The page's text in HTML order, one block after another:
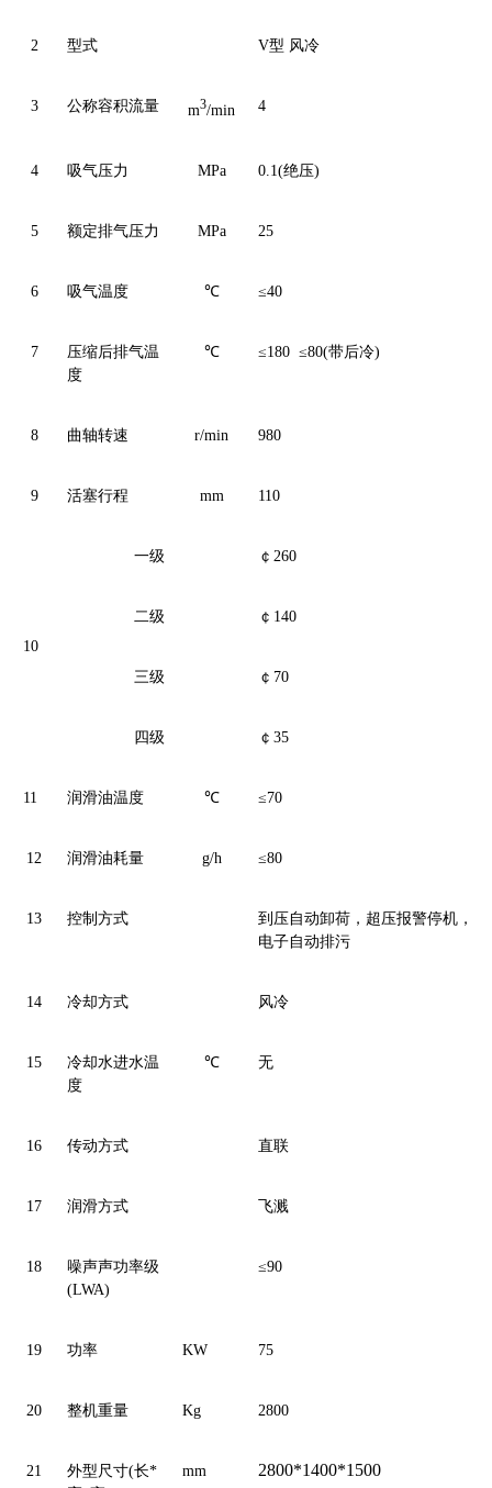
2 型式 V型 风冷
3 公称容积流量 m3/min 4
4 吸气压力 MPa 0.1(绝压)
5 额定排气压力 MPa 25
6 吸气温度 ℃ ≤40
7
压缩后排气温
度
℃ ≤180 ≤80(带后冷)
8 曲轴转速 r/min 980
9 活塞行程 mm 110
10
一级 ￠260
二级 ￠140
三级 ￠70
四级 ￠35
11 润滑油温度 ℃ ≤70
12 润滑油耗量 g/h ≤80
13 控制方式
到压自动卸荷，超压报警停机，
电子自动排污
14 冷却方式 风冷
15
冷却水进水温
度
℃ 无
16 传动方式 直联
17 润滑方式 飞溅
18
噪声声功率级
(LWA)
≤90
19 功率 KW 75
20 整机重量 Kg 2800
21
外型尺寸(长*
mm 2800*1400*1500